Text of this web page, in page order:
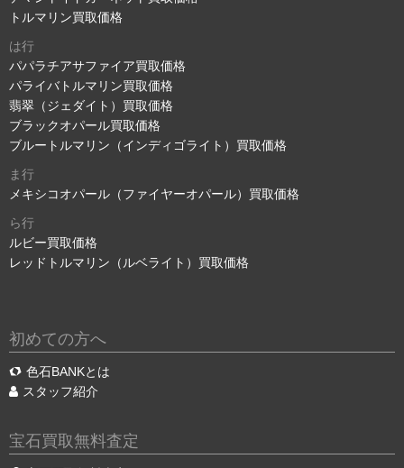
トルマリン買取価格
は行
パパラチアサファイア買取価格
パライバトルマリン買取価格
翡翠（ジェダイト）買取価格
ブラックオパール買取価格
ブルートルマリン（インディゴライト）買取価格
ま行
メキシコオパール（ファイヤーオパール）買取価格
ら行
ルビー買取価格
レッドトルマリン（ルベライト）買取価格
初めての方へ
色石BANKとは
スタッフ紹介
宝石買取無料査定